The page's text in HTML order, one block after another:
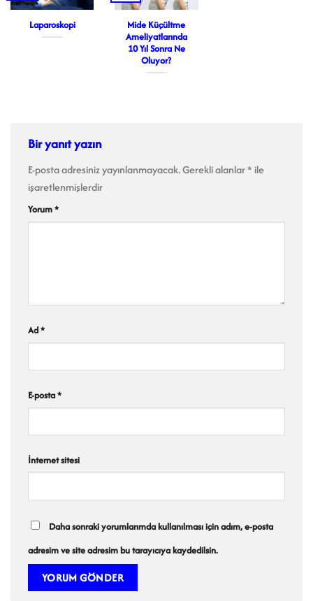
Laparoskopi
Mide Küçültme
Ameliyatlarında
10 Yıl Sonra Ne
Oluyor?
Bir yanıt yazın
E-posta adresiniz yayınlanmayacak.Gerekli alanlar* ile
işaretlenmişlerdir
Yorum*
Ad*
E-posta*
İnternet sitesi
Daha sonraki yorumlarımda kullanılması için adım, e-posta
adresim ve site adresim bu tarayıcıya kaydedilsin.